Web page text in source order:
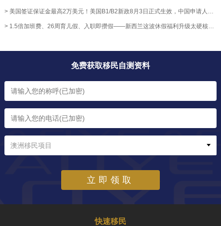
> 美国签证保证金最高2万美元！美国B1/B2新政8月3日正式生效，中国申请人暂不受影响【奥烨移民资讯】
> 1.5倍加班费、26周育儿假、入职即攒假——新西兰这波休假福利升级太硬核！【奥烨移民资讯】
免费获取移民自测资料
澳洲移民项目
立即领取
快速移民